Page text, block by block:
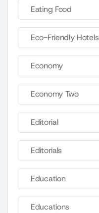
Eating Food
Eco-Friendly Hotels
Economy
Economy Two
Editorial
Editorials
Education
Educations